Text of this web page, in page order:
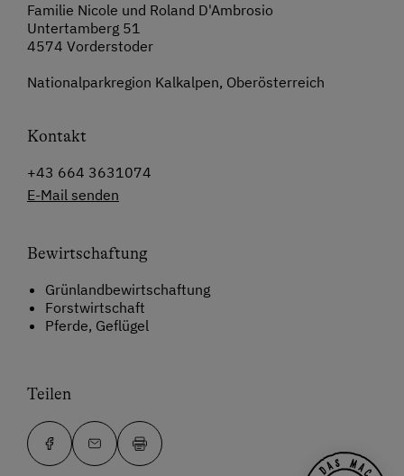
Familie Nicole und Roland D'Ambrosio
Untertamberg 51
4574 Vorderstoder
Nationalparkregion Kalkalpen, Oberösterreich
Kontakt
+43 664 3631074
E-Mail senden
Bewirtschaftung
Grünlandbewirtschaftung
Forstwirtschaft
Pferde, Geflügel
Teilen